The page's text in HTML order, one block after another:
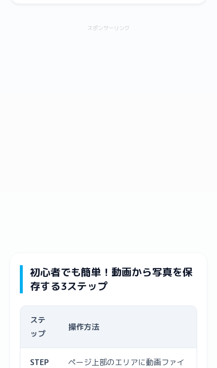
スポンサーリンク
初心者でも簡単！動画から写真を保
存する3ステップ
ステ
ップ
操作方法
STEP
ページ上部のエリアに動画ファイ